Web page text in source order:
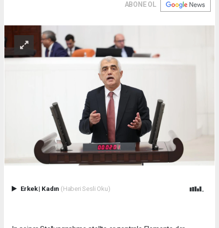
ABONE OL
Erkek| Kadın (Haberi Sesli Oku)